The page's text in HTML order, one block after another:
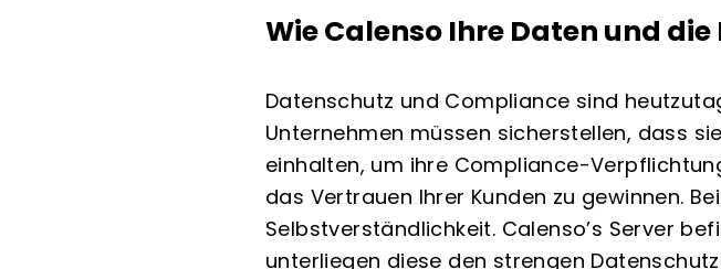
Wie Calenso Ihre Daten und
Datenschutz und Compliance sind
Unternehmen müssen sicherstellen, dass
einhalten, um ihre Compliance-
das Vertrauen Ihrer Kunden zu gewinnen.
Selbstverständlichkeit. Calenso’s Server
unterliegen diese den strengen